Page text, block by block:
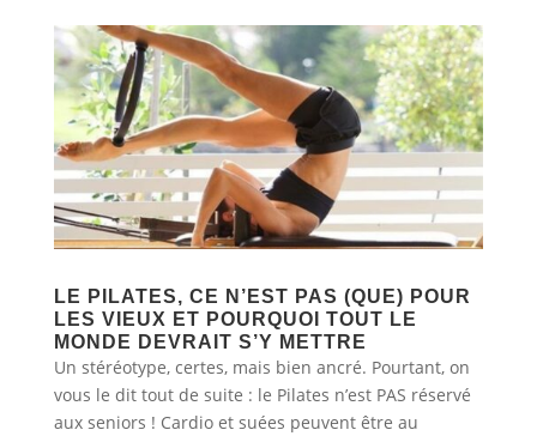
LE PILATES, CE N’EST PAS (QUE) POUR
LES VIEUX ET POURQUOI TOUT LE
MONDE DEVRAIT S’Y METTRE
Un stéréotype, certes, mais bien ancré. Pourtant, on
vous le dit tout de suite : le Pilates n’est PAS réservé
aux seniors ! Cardio et suées peuvent être au